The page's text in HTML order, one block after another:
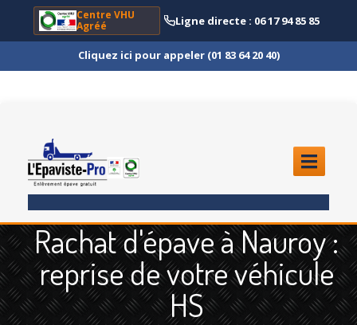
Centre VHU
Agréé
Ligne directe : 06 17 94 85 85
Cliquez ici pour appeler (01 83 64 20 40)
ENLÈVEMENTÉPAVE
Quoi?
Scooteret Moto
Rachat d'épave à Nauroy :
reprise de votre véhicule
HS